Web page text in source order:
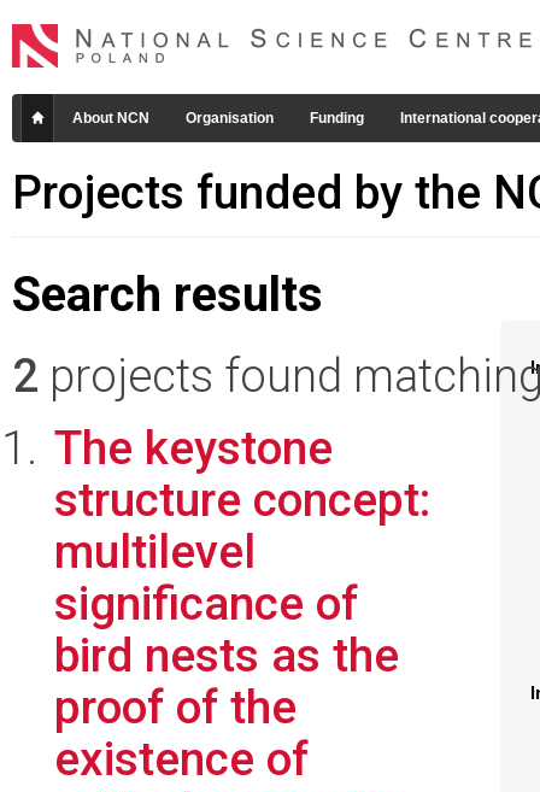
About NCN Organisation Funding International
Projects funded by the
Search results
2 projects found
The keystone
structure concept:
multilevel
significance of
bird nests as the
proof of the
existence of